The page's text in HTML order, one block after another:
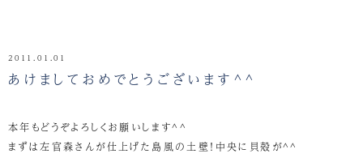
2011.01.01
あけましておめでとうございます^^
本年もどうぞよろしくお願いします^^
まずは左官森さんが仕上げた島風の土壁！中央に貝殻が^^